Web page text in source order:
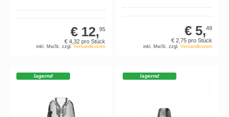
€ 12,95
€ 4,32 pro Stück
inkl. MwSt. zzgl.Versandkosten
€ 5,49
€ 2, 75 pro Stück
inkl. MwSt. zzgl. Versandkosten
lagernd lagernd